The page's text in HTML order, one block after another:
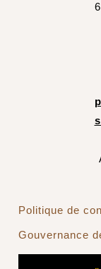
Politique de
Gouvernance